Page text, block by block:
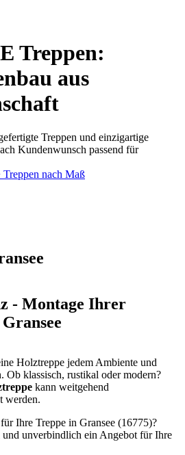
Treppen:
aus
Treppen und einzigartige
Kundenwunsch passend für
nach Maß
- Montage Ihrer
Holztreppe jedem Ambiente und
Ob klassisch, rustikal oder modern?
kann weitgehend
werden.
Ihre Treppe in Gransee (16775)?
unverbindlich ein Angebot für Ihre